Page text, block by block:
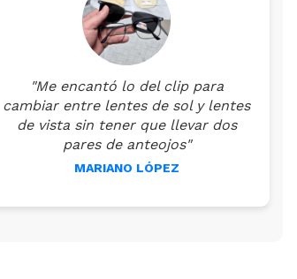
"Me encantó lo del clip para
cambiar entre lentes de sol y lentes
de vista sin tener que llevar dos
pares de anteojos"
MARIANO LÓPEZ